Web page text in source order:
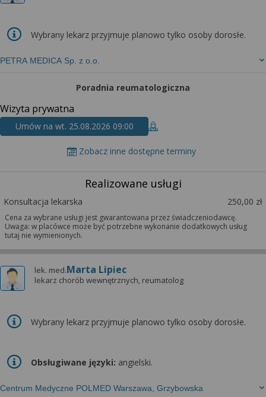
PETRA MEDICA Sp. z o.o.
Wybrany lekarz przyjmuje planowo tylko osoby dorosłe.
Poradnia reumatologiczna
Wizyta prywatna
Umów na wt. 25.08.2026 09:00
Zobacz inne dostępne terminy
Realizowane usługi
Konsultacja lekarska 250,00 zł
Cena za wybrane usługi jest gwarantowana przez świadczeniodawcę.
Uwaga: w placówce może być potrzebne wykonanie dodatkowych usług
tutaj nie wymienionych.
lek. med.Marta Lipiec
lekarz chorób wewnętrznych, reumatolog
Centrum Medyczne POLMED Warszawa, Grzybowska
Wybrany lekarz przyjmuje planowo tylko osoby dorosłe.
Obsługiwane języki: angielski.